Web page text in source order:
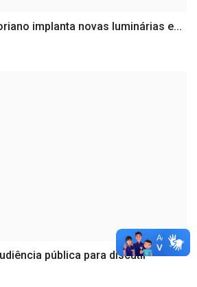
implanta novas luminárias e...
pública para discutir